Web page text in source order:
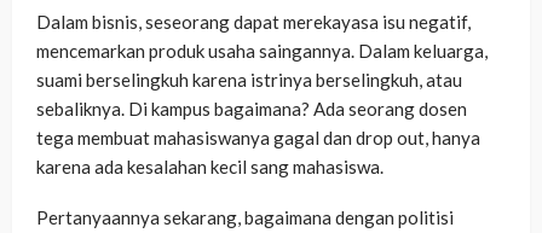
Dalam bisnis, seseorang dapat merekayasa isu negatif,
mencemarkan produk usaha saingannya. Dalam keluarga,
suami berselingkuh karena istrinya berselingkuh, atau
sebaliknya. Di kampus bagaimana? Ada seorang dosen
tega membuat mahasiswanya gagal dan drop out, hanya
karena ada kesalahan kecil sang mahasiswa.
Pertanyaannya sekarang, bagaimana dengan politisi